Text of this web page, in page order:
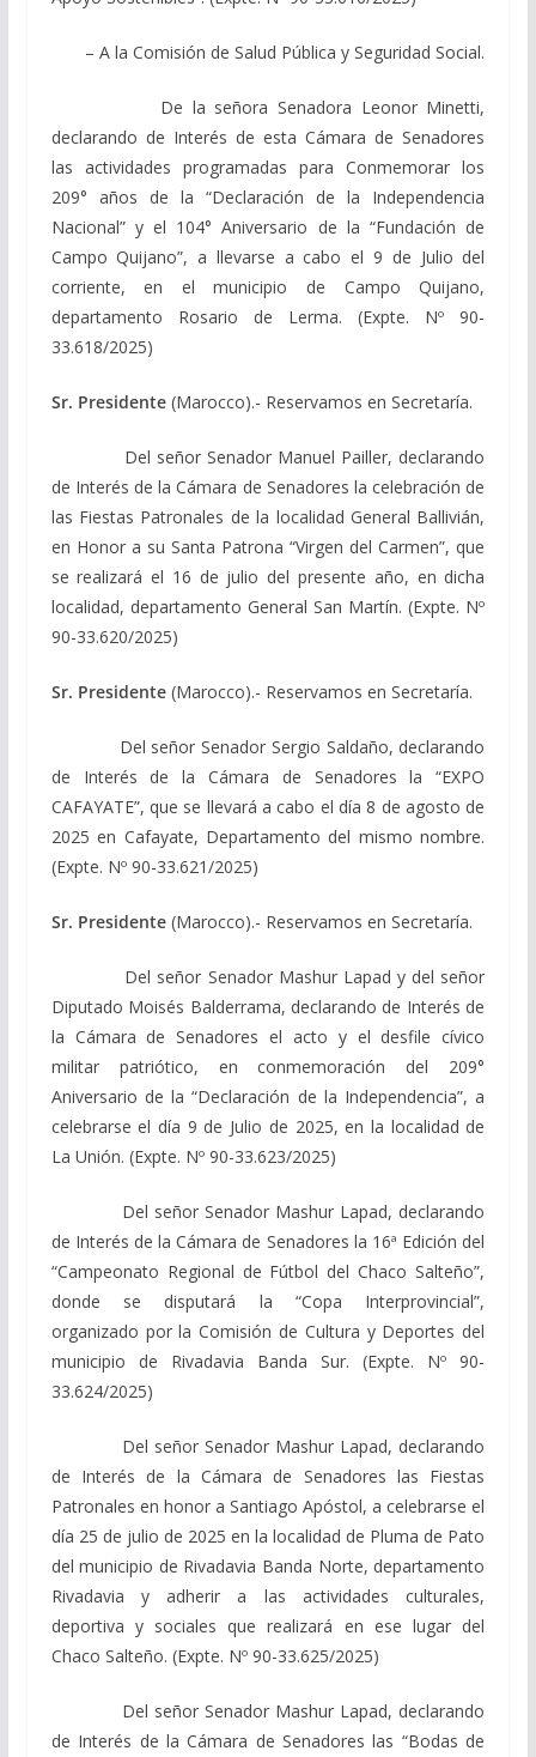
– A la Comisión de Salud Pública y Seguridad Social.
De la señora Senadora Leonor Minetti,
declarando de Interés de esta Cámara de Senadores
las actividades programadas para Conmemorar los
209° años de la “Declaración de la Independencia
Nacional” y el 104° Aniversario de la “Fundación de
Campo Quijano”, a llevarse a cabo el 9 de Julio del
corriente, en el municipio de Campo Quijano,
departamento Rosario de Lerma. (Expte. Nº 90-
33.618/2025)
Sr. Presidente(Marocco).- Reservamos en Secretaría.
Del señor Senador Manuel Pailler, declarando
de Interés de la Cámara de Senadores la celebración de
las Fiestas Patronales de la localidad General Ballivián,
en Honor a su Santa Patrona “Virgen del Carmen”, que
se realizará el 16 de julio del presente año, en dicha
localidad, departamento General San Martín. (Expte. Nº
90-33.620/2025)
Sr. Presidente(Marocco).- Reservamos en Secretaría.
Del señor Senador Sergio Saldaño, declarando
de Interés de la Cámara de Senadores la “EXPO
CAFAYATE”, que se llevará a cabo el día 8 de agosto de
2025 en Cafayate, Departamento del mismo nombre.
(Expte. Nº 90-33.621/2025)
Sr. Presidente(Marocco).- Reservamos en Secretaría.
Del señor Senador Mashur Lapad y del señor
Diputado Moisés Balderrama, declarando de Interés de
la Cámara de Senadores el acto y el desfile cívico
militar patriótico, en conmemoración del 209°
Aniversario de la “Declaración de la Independencia”, a
celebrarse el día 9 de Julio de 2025, en la localidad de
La Unión. (Expte. Nº 90-33.623/2025)
Del señor Senador Mashur Lapad, declarando
de Interés de la Cámara de Senadores la 16ª Edición del
“Campeonato Regional de Fútbol del Chaco Salteño”,
donde se disputará la “Copa Interprovincial”,
organizado por la Comisión de Cultura y Deportes del
municipio de Rivadavia Banda Sur. (Expte. Nº 90-
33.624/2025)
Del señor Senador Mashur Lapad, declarando
de Interés de la Cámara de Senadores las Fiestas
Patronales en honor a Santiago Apóstol, a celebrarse el
día 25 de julio de 2025 en la localidad de Pluma de Pato
del municipio de Rivadavia Banda Norte, departamento
Rivadavia y adherir a las actividades culturales,
deportiva y sociales que realizará en ese lugar del
Chaco Salteño. (Expte. Nº 90-33.625/2025)
Del señor Senador Mashur Lapad, declarando
de Interés de la Cámara de Senadores las “Bodas de